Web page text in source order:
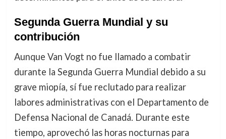
Segunda Guerra Mundial y su
contribución
Aunque Van Vogt no fue llamado a combatir
durante la Segunda Guerra Mundial debido a su
grave miopía, sí fue reclutado para realizar
labores administrativas con el Departamento de
Defensa Nacional de Canadá. Durante este
tiempo, aprovechó las horas nocturnas para